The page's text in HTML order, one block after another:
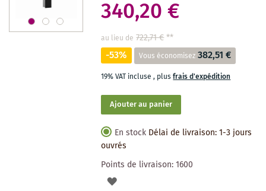
340,20 €
au lieu de 722,71 €**
-53% Vous économisez 382,51 €
19% VAT incluse, plusfrais d'expédition
Ajouter au panier
En stock Délai de livraison: 1-3 jours
ouvrés
Points de livraison:1600
AJOUTER